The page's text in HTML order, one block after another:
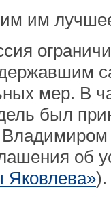
им
мер. В
был
Яковлева»).